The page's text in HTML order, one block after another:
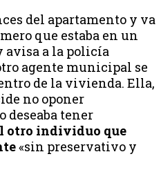
del apartamento y va
que estaba en un
avisa a la policía
agente municipal se
de la vivienda. Ella,
no oponer
deseaba tener
otro individuo que
«sin preservativo y